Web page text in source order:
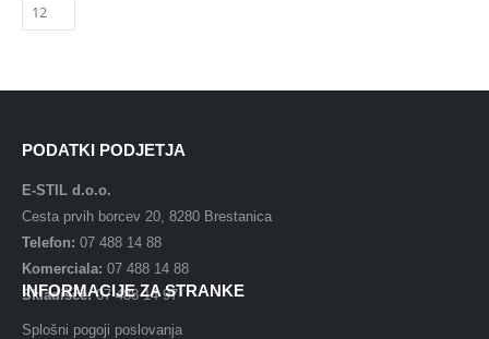
PODATKI PODJETJA
E-STIL d.o.o.
Cesta prvih borcev 20, 8280 Brestanica
Telefon: 07 488 14 88
Komerciala: 07 488 14 88
Skladišče:07 488 14 97
INFORMACIJE ZA STRANKE
Splošni pogoji poslovanja